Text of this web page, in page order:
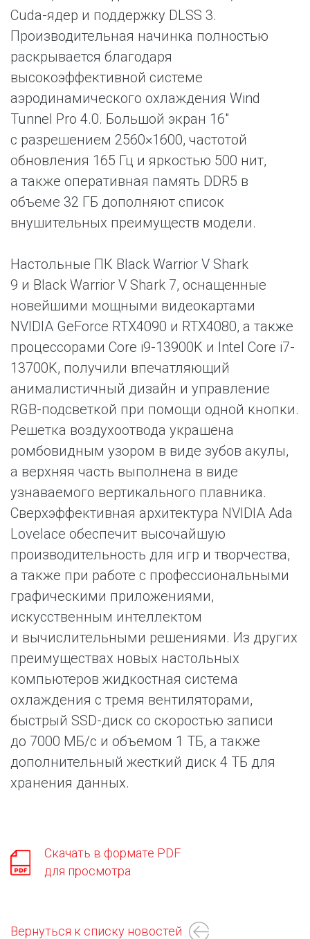
Cuda-ядер и поддержку DLSS 3.
Производительная начинка полностью
раскрывается благодаря
высокоэффективной системе
аэродинамического охлаждения Wind
Tunnel Pro 4.0. Большой экран 16″
с разрешением 2560×1600, частотой
обновления 165 Гц и яркостью 500 нит,
а также оперативная память DDR5 в
объеме 32 ГБ дополняют список
внушительных преимуществ модели.
Настольные ПК Black Warrior V Shark
9 и Black Warrior V Shark 7, оснащенные
новейшими мощными видеокартами
NVIDIA GeForce RTX4090 и RTX4080, а также
процессорами Core i9-13900K и Intel Core i7-
13700K, получили впечатляющий
анималистичный дизайн и управление
RGB-подсветкой при помощи одной кнопки.
Решетка воздухоотвода украшена
ромбовидным узором в виде зубов акулы,
а верхняя часть выполнена в виде
узнаваемого вертикального плавника.
Сверхэффективная архитектура NVIDIA Ada
Lovelace обеспечит высочайшую
производительность для игр и творчества,
а также при работе с профессиональными
графическими приложениями,
искусственным интеллектом
и вычислительными решениями. Из других
преимуществах новых настольных
компьютеров жидкостная система
охлаждения с тремя вентиляторами,
быстрый SSD-диск со скоростью записи
до 7000 МБ/с и объемом 1 ТБ, а также
дополнительный жесткий диск 4 ТБ для
хранения данных.
Скачать в формате PDF
для просмотра
Вернуться к списку новостей